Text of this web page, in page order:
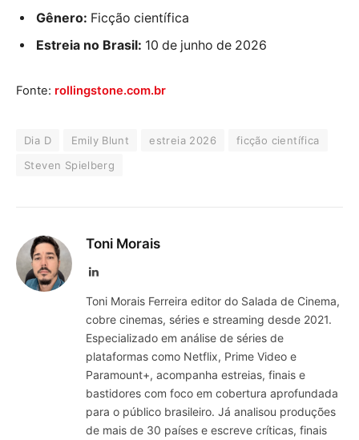
Gênero: Ficção científica
Estreia no Brasil: 10 de junho de 2026
Fonte: rollingstone.com.br
Dia D Emily Blunt estreia 2026
ficção científica
Steven Spielberg
Toni Morais
LinkedIn
Toni Morais Ferreira editor do Salada de Cinema,
cobre cinemas, séries e streaming desde 2021.
Especializado em análise de séries de
plataformas como Netflix, Prime Video e
Paramount+, acompanha estreias, finais e
bastidores com foco em cobertura aprofundada
para o público brasileiro. Já analisou produções
de mais de 30 países e escreve críticas, finais